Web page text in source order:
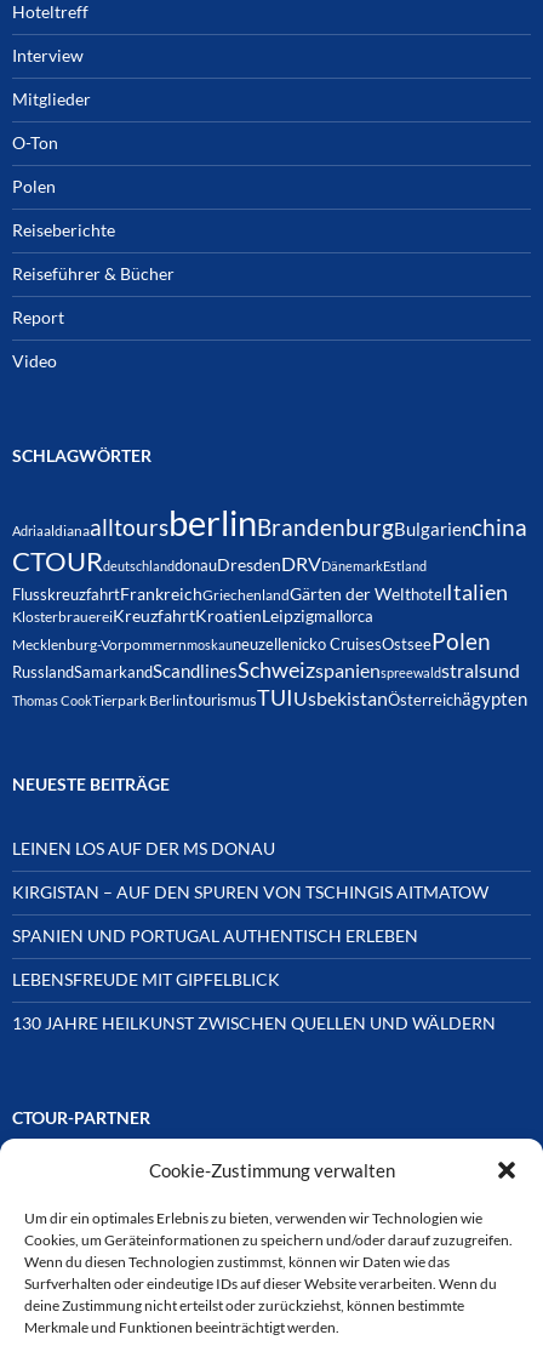
Cookie-Zustimmung verwalten
Um dir ein optimales Erlebnis zu bieten, verwenden wir Technologien wie
Cookies, um Geräteinformationen zu speichern und/oder darauf zuzugreifen.
Wenn du diesen Technologien zustimmst, können wir Daten wie das
Surfverhalten oder eindeutige IDs auf dieser Website verarbeiten. Wenn du
deine Zustimmung nicht erteilst oder zurückziehst, können bestimmte
Merkmale und Funktionen beeinträchtigt werden.
Hoteltreff
Interview
Mitglieder
O-Ton
Polen
Reiseberichte
Reiseführer & Bücher
Report
Video
SCHLAGWÖRTER
AdriaaldianaalltoursberlinBrandenburgBulgarienchina
CTOURdeutschlanddonauDresdenDRVDänemarkEstland
FlusskreuzfahrtFrankreichGriechenlandGärten der Welthotel Italien
KlosterbrauereiKreuzfahrtKroatienLeipzigmallorca
Mecklenburg-Vorpommernmoskauneuzellenicko CruisesOstseePolen
RusslandSamarkandScandlinesSchweizspanienspreewaldstralsund
Thomas CookTierpark BerlintourismusTUIUsbekistanÖsterreichägypten
NEUESTE BEITRÄGE
LEINEN LOS AUF DER MS DONAU
KIRGISTAN – AUF DEN SPUREN VON TSCHINGIS AITMATOW
SPANIEN UND PORTUGAL AUTHENTISCH ERLEBEN
LEBENSFREUDE MIT GIPFELBLICK
130 JAHRE HEILKUNST ZWISCHEN QUELLEN UND WÄLDERN
CTOUR-PARTNER
Unsere Reisejournalisten-Vereinigung ist über Mitglieder und
ausgewählten Partnern der Medien- und Tourismusbranche
verbunden. Hier eine
Auswahl der Online-Plattformen: